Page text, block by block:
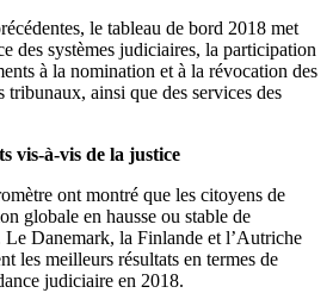
le tableau de bord 2018 met
des systèmes judiciaires, la participation
à la nomination et à la révocation des
tribunaux, ainsi que des services des
vis-à-vis de la justice
ont montré que les citoyens de
globale en hausse ou stable de
Le Danemark, la Finlande et l’Autriche
les meilleurs résultats en termes de
judiciaire en 2018.